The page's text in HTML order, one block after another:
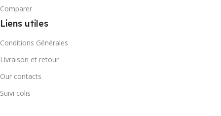
Comparer
Liens utiles
Conditions Générales
Livraison et retour
Our contacts
Suivi colis